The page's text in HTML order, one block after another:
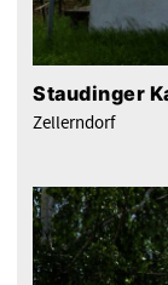
Staudinger
Zellerndorf